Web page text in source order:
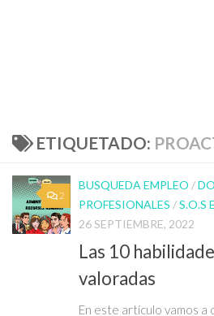
ETIQUETADO:
2
BUSQUEDA EMPLEO /
PROFESIONALES /S.O.S
26 SEPTIEMBRE, 2022
Las 10
valoradas
En este artículo vamos